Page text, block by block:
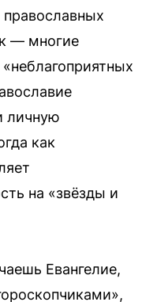
— многие
личную
как
на «звёзды и
Евангелие,